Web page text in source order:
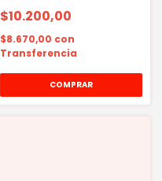
$10.200,00
$8.670,00 con
Transferencia